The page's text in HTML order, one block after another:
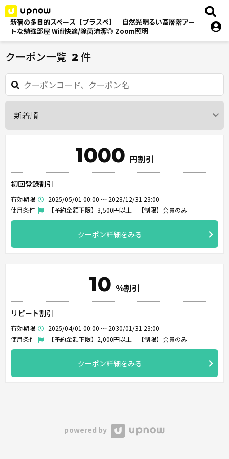
新宿の多目的スペース【プラスぺ】 自然光明るい高層階アー
トな勉強部屋 Wifi快適/除菌清潔◎ Zoom照明
クーポン一覧 2 件
1000 円割引
初回登録割引
有効期限
2025/05/01 00:00 ～ 2028/12/31 23:00
使用条件
【予約金額下限】3,500円以上 【制限】会員のみ
クーポン詳細をみる
10 ％割引
リピート割引
有効期限
2025/04/01 00:00 ～ 2030/01/31 23:00
使用条件
【予約金額下限】2,000円以上 【制限】会員のみ
クーポン詳細をみる
powered by